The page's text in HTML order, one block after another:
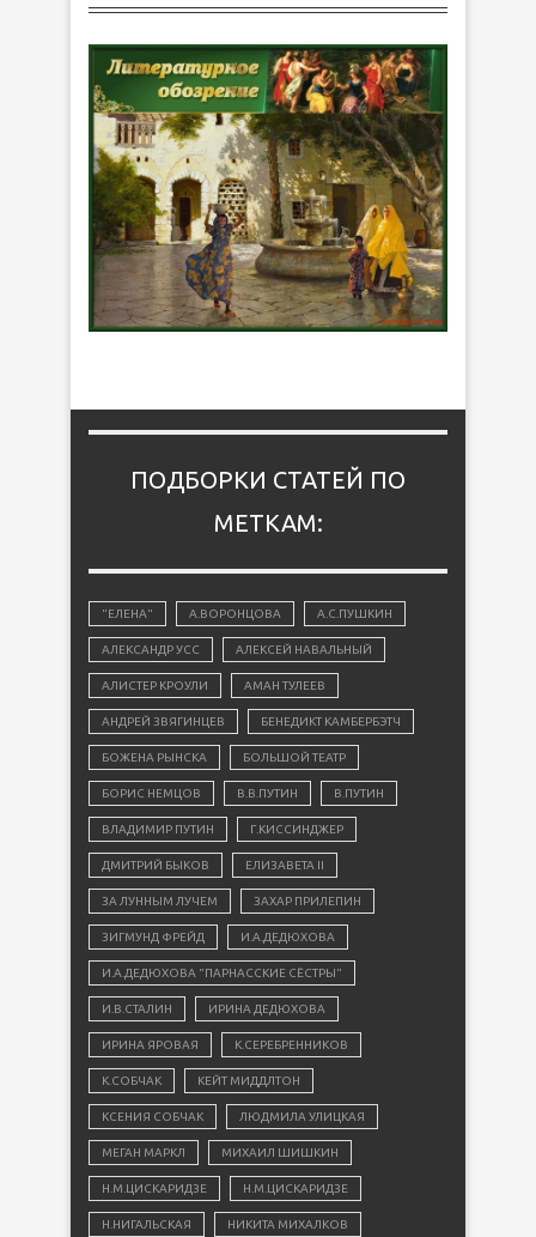
ПОДБОРКИ СТАТЕЙ ПО
МЕТКАМ:
"ЕЛЕНА" А.ВОРОНЦОВА А.С.ПУШКИН
АЛЕКСАНДР УСС АЛЕКСЕЙ НАВАЛЬНЫЙ
АЛИСТЕР КРОУЛИ АМАН ТУЛЕЕВ
АНДРЕЙ ЗВЯГИНЦЕВ БЕНЕДИКТ КАМБЕРБЭТЧ
БОЖЕНА РЫНСКА БОЛЬШОЙ ТЕАТР
БОРИС НЕМЦОВ В.В.ПУТИН В.ПУТИН
ВЛАДИМИР ПУТИН Г.КИССИНДЖЕР
ДМИТРИЙ БЫКОВ ЕЛИЗАВЕТА II
ЗА ЛУННЫМ ЛУЧЕМ ЗАХАР ПРИЛЕПИН
ЗИГМУНД ФРЕЙД И.А.ДЕДЮХОВА
И.А.ДЕДЮХОВА "ПАРНАССКИЕ СЁСТРЫ"
И.В.СТАЛИН ИРИНА ДЕДЮХОВА
ИРИНА ЯРОВАЯ К.СЕРЕБРЕННИКОВ
К.СОБЧАК КЕЙТ МИДДЛТОН
КСЕНИЯ СОБЧАК ЛЮДМИЛА УЛИЦКАЯ
МЕГАН МАРКЛ МИХАИЛ ШИШКИН
Н.М.ЦИСКАРИДЗЕ Н.М.ЦИСКАРИДЗЕ
Н.НИГАЛЬСКАЯ НИКИТА МИХАЛКОВ